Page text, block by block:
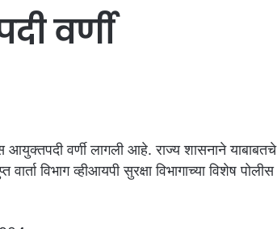
वर्णी
वर्णी लागली आहे. राज्य शासनाने याबाबतचे
विभाग व्हीआयपी सुरक्षा विभागाच्या विशेष पोलीस